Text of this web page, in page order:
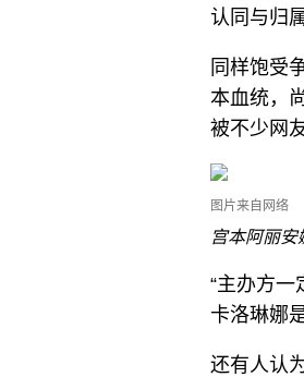
认同与归
同样饱受
本血统，
被不少网
图片来自网络
宫本阿丽安
“主办方
卡洛琳娜
还有人认